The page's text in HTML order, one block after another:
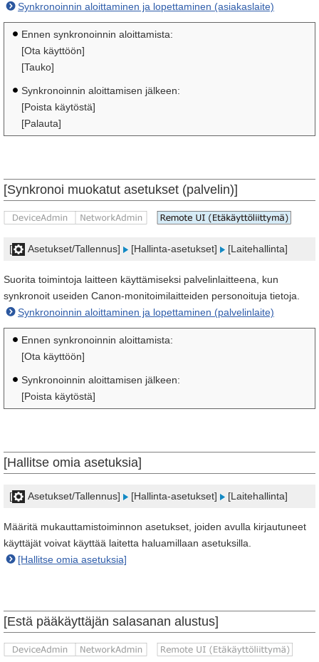
Synkronoinnin aloittaminen ja lopettaminen (asiakaslaite)
Ennen synkronoinnin aloittamista:
[Ota käyttöön]
[Tauko]
Synkronoinnin aloittamisen jälkeen:
[Poista käytöstä]
[Palauta]
[Synkronoi muokatut asetukset (palvelin)]
[ Asetukset/Tallennus] [Hallinta-asetukset] [Laitehallinta]
Suorita toimintoja laitteen käyttämiseksi palvelinlaitteena, kun
synkronoit useiden Canon-monitoimilaitteiden personoituja tietoja.
Synkronoinnin aloittaminen ja lopettaminen (palvelinlaite)
Ennen synkronoinnin aloittamista:
[Ota käyttöön]
Synkronoinnin aloittamisen jälkeen:
[Poista käytöstä]
[Hallitse omia asetuksia]
[ Asetukset/Tallennus] [Hallinta-asetukset] [Laitehallinta]
Määritä mukauttamistoiminnon asetukset, joiden avulla kirjautuneet
käyttäjät voivat käyttää laitetta haluamillaan asetuksilla.
[Hallitse omia asetuksia]
[Estä pääkäyttäjän salasanan alustus]